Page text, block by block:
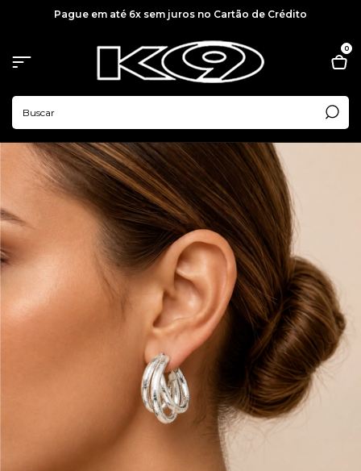
Pague em até 6x sem juros no Cartão de Crédito
0